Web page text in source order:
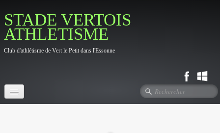
STADE VERTOIS
ATHLETISME
Club d'athlétisme de Vert le Petit dans l'Essonne